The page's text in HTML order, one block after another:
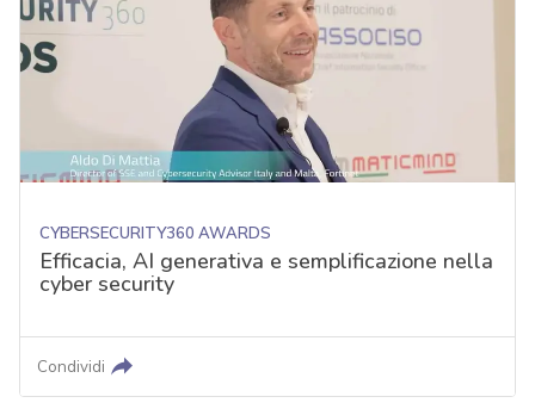
CYBERSECURITY360 AWARDS
Efficacia, AI generativa e semplificazione nella
cyber security
Condividi